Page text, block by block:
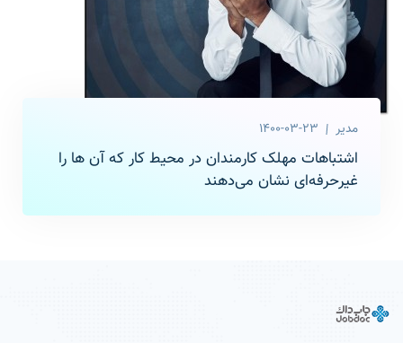
مدیر 1400-03-23
اشتباهات مهلک کارمندان در محیط کار که آن ها را
غیرحرفه‌ای نشان می‌دهند